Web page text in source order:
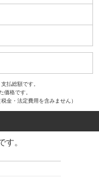
払総額です。
格です。
金・法定費用を含みません）
。